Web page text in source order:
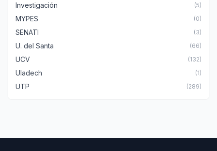
Investigación (5)
MYPES (0)
SENATI (3)
U. del Santa (66)
UCV (132)
Uladech (1)
UTP (289)